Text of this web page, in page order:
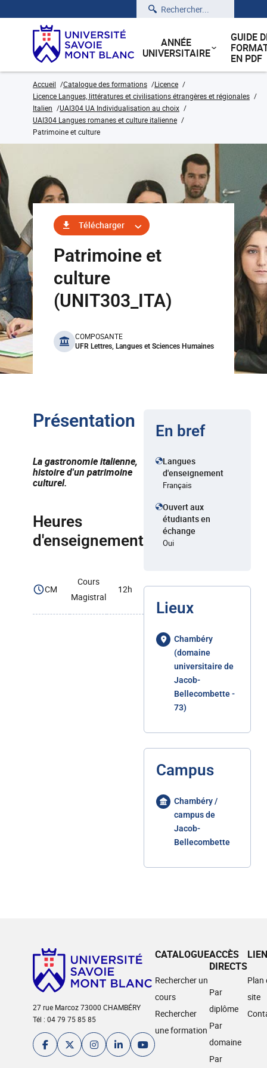
Rechercher
ANNÉE
UNIVERSITAIRE
GUIDE
EN PDF
Accueil Catalogue des formations
Licence
Licence Langues, littératures et civilisations étrangères et régionales
Italien
UAI304 UA Individualisation au choix
UAI304 Langues romanes et culture italienne
Patrimoine et culture
Télécharger
Patrimoine et
culture
(UNIT303_ITA)
benefits
COMPOSANTE
UFR Lettres, Langues et Sciences Humaines
Présentation
La gastronomie italienne,
histoire d'un patrimoine
culturel.
Heures
d'enseignement
CM
Cours
Magistral
12h
En bref
Langues
d'enseignement
Français
Ouvert aux
étudiants en
échange
Oui
Lieux
Chambéry
(domaine
universitaire de
Jacob-
Bellecombette -
73)
Campus
Chambéry /
campus de
Jacob-
Bellecombette
27 rue Marcoz 73000 CHAMBÉRY
Tél : 04 79 75 85 85
CATALOGUE
Rechercher un
cours
Rechercher
une formation
ACCÈS
DIRECTS
Par
diplôme
Par
domaine
Par
Plan
site